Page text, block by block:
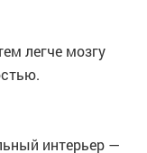
легче мозгу
интерьер —